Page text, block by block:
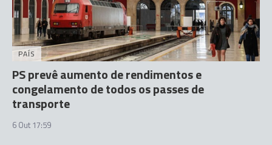
PAÍS
PS prevê aumento de rendimentos e
congelamento de todos os passes de
transporte
6 Out 17:59